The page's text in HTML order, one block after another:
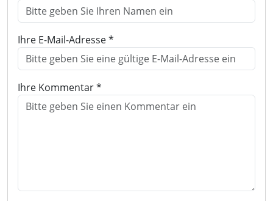
Ihre E-Mail-Adresse *
Ihre Kommentar *